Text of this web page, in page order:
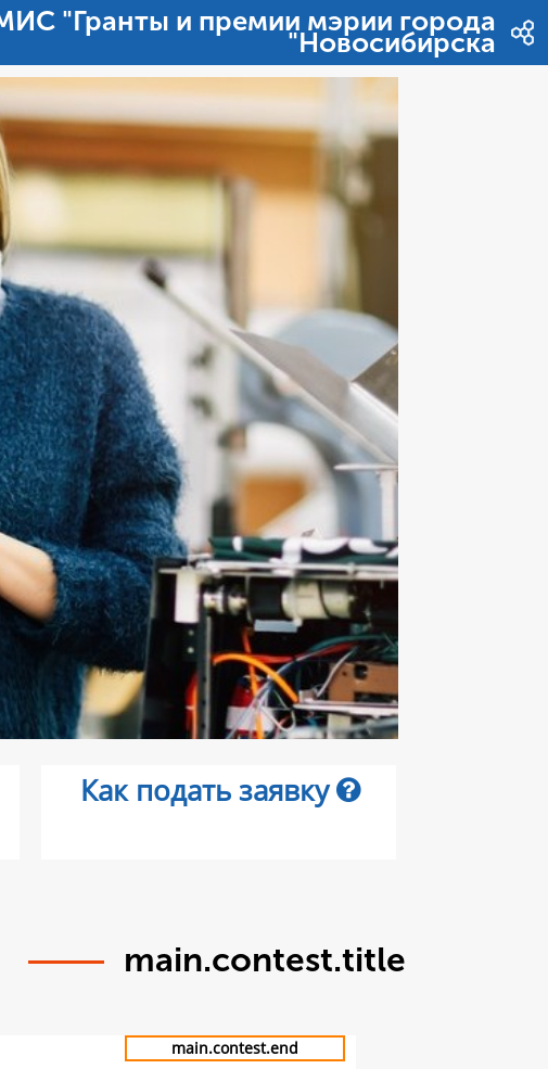
"Гранты и премии мэрии города
Новосибирска"
Как подать заявку
main.contest.title
main.contest.end